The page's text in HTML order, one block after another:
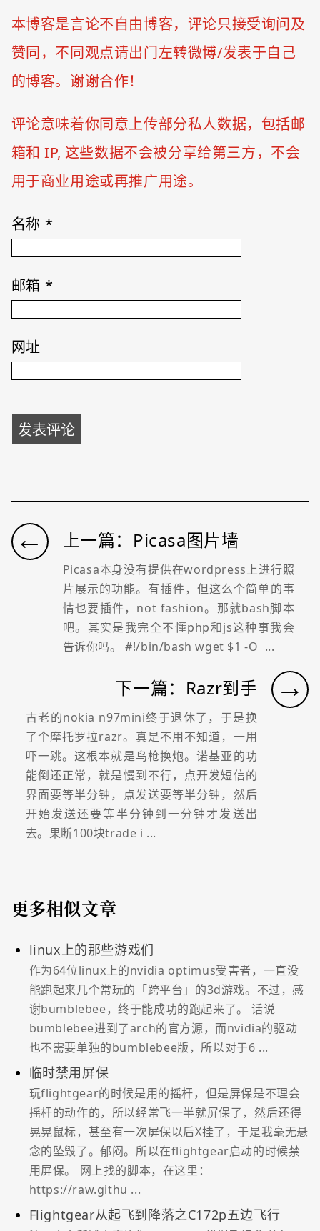
本博客是言论不自由博客，评论只接受询问及
赞同，不同观点请出门左转微博/发表于自己
的博客。谢谢合作！
评论意味着你同意上传部分私人数据，包括邮
箱和 IP, 这些数据不会被分享给第三方，不会
用于商业用途或再推广用途。
名称 *
邮箱 *
网址
← 上一篇：Picasa图片墙
Picasa本身没有提供在wordpress上进行照
片展示的功能。有插件，但这么个简单的事
情也要插件，not fashion。那就bash脚本
吧。其实是我完全不懂php和js这种事我会
告诉你吗。 #!/bin/bash wget $1 -O ...
→
下一篇：Razr到手
古老的nokia n97mini终于退休了，于是换
了个摩托罗拉razr。真是不用不知道，一用
吓一跳。这根本就是鸟枪换炮。诺基亚的功
能倒还正常，就是慢到不行，点开发短信的
界面要等半分钟，点发送要等半分钟，然后
开始发送还要等半分钟到一分钟才发送出
去。果断100块trade i ...
更多相似文章
linux上的那些游戏们
作为64位linux上的nvidia optimus受害者，一直没
能跑起来几个常玩的「跨平台」的3d游戏。不过，感
谢bumblebee，终于能成功的跑起来了。 话说
bumblebee进到了arch的官方源，而nvidia的驱动
也不需要单独的bumblebee版，所以对于6 ...
临时禁用屏保
玩flightgear的时候是用的摇杆，但是屏保是不理会
摇杆的动作的，所以经常飞一半就屏保了，然后还得
晃晃鼠标，甚至有一次屏保以后X挂了，于是我毫无悬
念的坠毁了。郁闷。所以在flightgear启动的时候禁
用屏保。 网上找的脚本，在这里：
https://raw.githu ...
Flightgear从起飞到降落之C172p五边飞行